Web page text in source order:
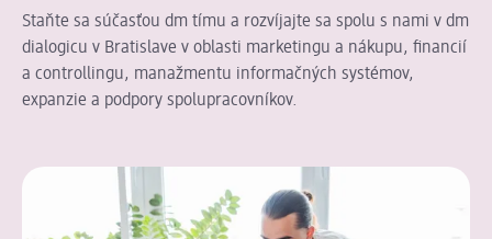
Staňte sa súčasťou dm tímu a rozvíjajte sa spolu s nami v dm
dialogicu v Bratislave v oblasti marketingu a nákupu, financií
a controllingu, manažmentu informačných systémov,
expanzie a podpory spolupracovníkov.